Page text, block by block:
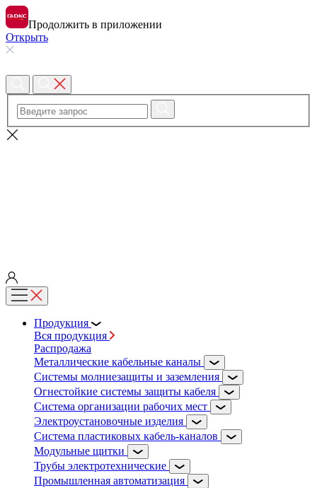
Продолжить в приложении
Открыть
Продукция
Вся продукция
Распродажа
Металлические кабельные каналы
Системы молниезащиты и заземления
Огнестойкие системы защиты кабеля
Система организации рабочих мест
Электроустановочные изделия
Система пластиковых кабель-каналов
Модульные щитки
Трубы электротехнические
Промышленная автоматизация